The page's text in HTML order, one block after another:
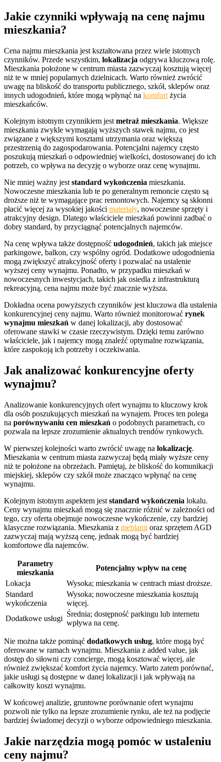
Jakie czynniki wpływają na cenę najmu
mieszkania?
Cena najmu mieszkania jest kształtowana przez wiele istotnych
czynników. Przede wszystkim, lokalizacja odgrywa kluczową rolę.
Mieszkania położone w centrum miasta zazwyczaj kosztują więcej
niż te w mniej popularnych dzielnicach. Warto również zwrócić
uwagę na bliskość do transportu publicznego, szkół, sklepów oraz
innych udogodnień, które mogą wpłynąć na komfort życia
mieszkańców.
Kolejnym istotnym czynnikiem jest metraż mieszkania. Większe
mieszkania zwykle wymagają wyższych stawek najmu, co jest
związane z większymi kosztami utrzymania oraz większą
przestrzenią do zagospodarowania. Potencjalni najemcy często
poszukują mieszkań o odpowiedniej wielkości, dostosowanej do ich
potrzeb, co wpływa na decyzję o wyborze oraz cenę wynajmu.
Nie mniej ważny jest standard wykończenia mieszkania.
Nowoczesne mieszkania lub te po generalnym remoncie często są
droższe niż te wymagające prac remontowych. Najemcy są skłonni
płacić więcej za wysokiej jakości materiały, nowoczesne sprzęty i
atrakcyjny design. Dlatego właściciele mieszkań powinni zadbać o
dobry standard, by przyciągnąć potencjalnych najemców.
Na cenę wpływa także dostępność udogodnień, takich jak miejsce
parkingowe, balkon, czy wspólny ogród. Dodatkowe udogodnienia
mogą zwiększyć atrakcyjność oferty i pozwalać na ustalenie
wyższej ceny wynajmu. Ponadto, w przypadku mieszkań w
nowoczesnych inwestycjach, takich jak osiedla z infrastrukturą
rekreacyjną, cena najmu może być znacznie wyższa.
Dokładna ocena powyższych czynników jest kluczowa dla ustalenia
konkurencyjnej ceny najmu. Warto również monitorować rynek
wynajmu mieszkań w danej lokalizacji, aby dostosować
oferowane stawki w czasie rzeczywistym. Dzięki temu zarówno
właściciele, jak i najemcy mogą znaleźć optymalne rozwiązania,
które zaspokoją ich potrzeby i oczekiwania.
Jak analizować konkurencyjne oferty
wynajmu?
Analizowanie konkurencyjnych ofert wynajmu to kluczowy krok
dla osób poszukujących mieszkań na wynajem. Proces ten polega
na porównywaniu cen mieszkań o podobnych parametrach, co
pozwala na lepsze zrozumienie aktualnych trendów rynkowych.
W pierwszej kolejności warto zwrócić uwagę na lokalizację.
Mieszkania w centrum miasta zazwyczaj będą miały wyższe ceny
niż te położone na obrzeżach. Pamiętaj, że bliskość do komunikacji
miejskiej, sklepów czy szkół może znacząco wpłynąć na cenę
wynajmu.
Kolejnym istotnym aspektem jest standard wykończenia lokalu.
Ceny wynajmu mieszkań mogą się znacznie różnić w zależności od
tego, czy oferta obejmuje nowoczesne wykończenie, czy bardziej
klasyczne rozwiązania. Mieszkania z meblami oraz sprzętem AGD
zazwyczaj mają wyższą cenę, jednak mogą być bardziej
komfortowe dla najemców.
Parametry
mieszkania
Potencjalny wpływ na cenę
Lokacja
Wysoka; mieszkania w centrach miast droższe.
Standard
wykończenia
Wysoka; nowoczesne mieszkania kosztują
więcej.
Dodatkowe usługi
Średnia; dostępność parkingu lub internetu
wpływa na cenę.
Nie można także pominąć dodatkowych usług, które mogą być
oferowane w ramach wynajmu. Mieszkania z added value, jak
dostęp do siłowni czy concierge, mogą kosztować więcej, ale
również zwiększać komfort życia najemcy. Warto zatem porównać,
jakie usługi są dostępne w danej lokalizacji i jak wpływają na
całkowity koszt wynajmu.
W końcowej analizie, gruntowne porównanie ofert wynajmu
pozwoli nie tylko na lepsze zrozumienie rynku, ale też na podjęcie
bardziej świadomej decyzji o wyborze odpowiedniego mieszkania.
Jakie narzędzia mogą pomóc w ustaleniu
ceny najmu?